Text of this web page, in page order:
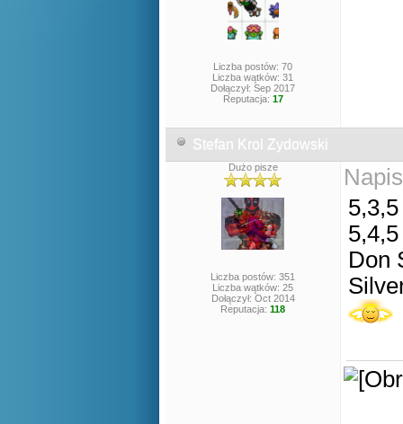
Liczba postów: 70
Liczba wątków: 31
Dołączył: Sep 2017
Reputacja: 17
Stefan Krol Zydowski
Dużo pisze
Liczba postów: 351
Liczba wątków: 25
Dołączył: Oct 2014
Reputacja: 118
5,3,5
5,4,5
Don